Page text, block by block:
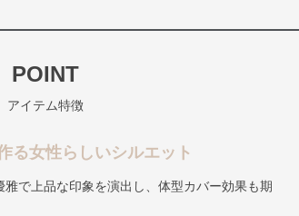
POINT
アイテム特徴
る女性らしいシルエット
で上品な印象を演出し、体型カバー効果も期